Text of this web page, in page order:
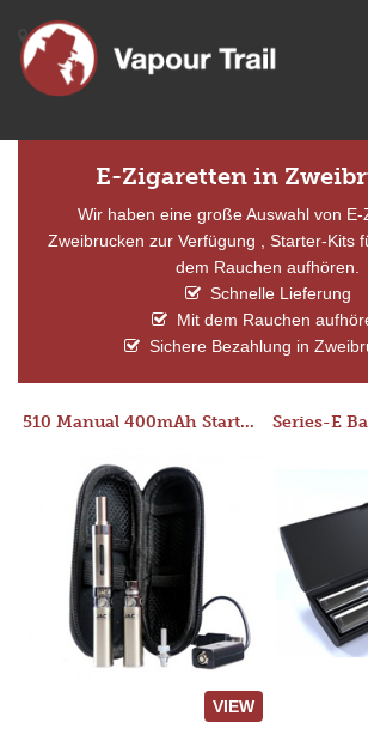
E-Zigaretten in
Wir haben eine große Auswahl von
Zweibrucken zur Verfügung , Starter-Kits
dem Rauchen aufhören.
Schnelle Lieferung
Mit dem Rauchen
Sichere Bezahlung in
510 Manual 400mAh Starter Kit
VIEW